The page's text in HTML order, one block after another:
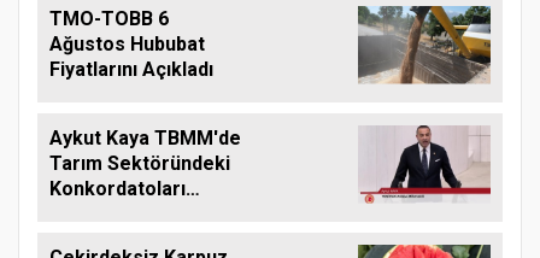
TMO-TOBB 6
Ağustos Hububat
Fiyatlarını Açıkladı
Aykut Kaya TBMM'de
Tarım Sektöründeki
Konkordatoları